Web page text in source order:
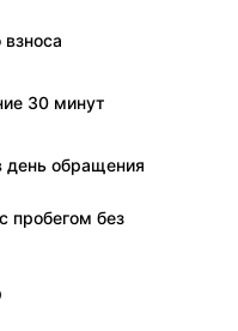
30 минут
день обращения
пробегом без